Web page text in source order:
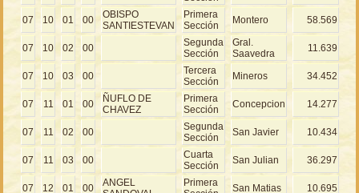
07 10 01 00
OBISPO
SANTIESTEVAN
Primera
Sección
Montero 58.569
07 10 02 00
Segunda
Sección
Gral.
Saavedra
11.639
07 10 03 00
Tercera
Sección
Mineros 34.452
07 11 01 00
ÑUFLO DE
CHAVEZ
Primera
Sección
Concepcion 14.277
07 11 02 00
Segunda
Sección
San Javier 10.434
07 11 03 00
Cuarta
Sección
San Julian 36.297
07 12 01 00
ANGEL
Primera
San Matias 10.695